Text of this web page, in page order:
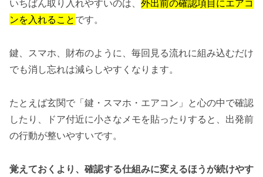
いちばん取り入れやすいのは、 外出前の確認項目にエアコ
ンを入れること です。
鍵、スマホ、財布のように、毎回見る流れに組み込むだけ
でも消し忘れは減らしやすくなります。
たとえば玄関で「鍵・スマホ・エアコン」と心の中で確認
したり、ドア付近に小さなメモを貼ったりすると、出発前
の行動が整いやすいです。
覚えておくより、確認する仕組みに変えるほうが続けやす